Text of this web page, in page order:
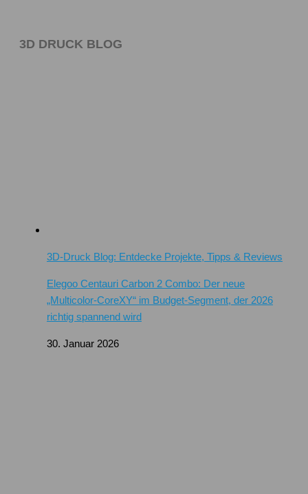
3D DRUCK BLOG
3D-Druck Blog: Entdecke Projekte, Tipps & Reviews
Elegoo Centauri Carbon 2 Combo: Der neue
„Multicolor-CoreXY“ im Budget-Segment, der 2026
richtig spannend wird
30. Januar 2026